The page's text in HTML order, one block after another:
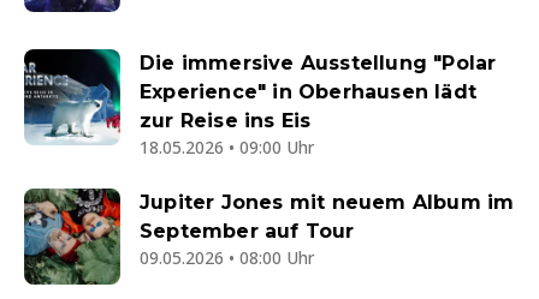
Die immersive Ausstellung "Polar
Experience" in Oberhausen lädt
zur Reise ins Eis
18.05.2026 • 09:00 Uhr
Jupiter Jones mit neuem Album im
September auf Tour
09.05.2026 • 08:00 Uhr